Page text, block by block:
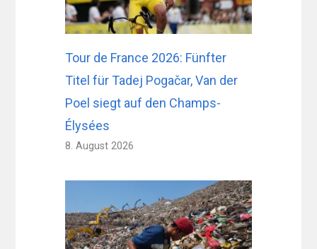
Tour de France 2026: Fünfter
Titel für Tadej Pogačar, Van der
Poel siegt auf den Champs-
Élysées
8. August 2026